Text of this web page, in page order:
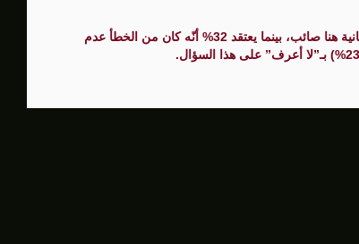
ووفقًا للاستطلاع، يرى 45% من الألمان أنّ موقف الحكومة الألمانية هنا صائب، بينما يعتقد 32% أنّه كان من الخطأ عدم